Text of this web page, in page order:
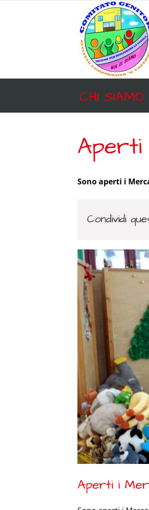
CHI SIAMO
Sono aperti i
Condividi
Aperti i